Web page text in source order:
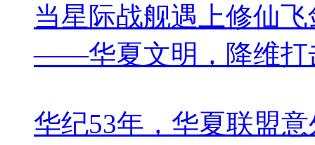
当星际战舰遇上修仙
——华夏文明，降维打
华纪53年，华夏联盟